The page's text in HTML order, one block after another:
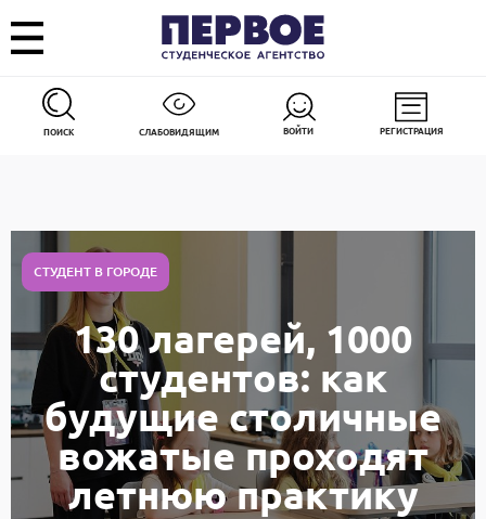
ПОИСК СЛАБОВИДЯЩИМ ВОЙТИ РЕГИСТРАЦИЯ
СТУДЕНТ В ГОРОДЕ
130 лагерей, 1000
студентов: как
будущие столичные
вожатые проходят
летнюю практику